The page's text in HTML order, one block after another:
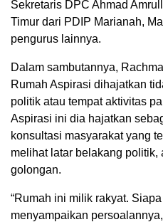
Sekretaris DPC Ahmad
Timur dari PDIP Marianah,
pengurus lainnya.
Dalam sambutannya,
Rumah Aspirasi dihajatkan
politik atau tempat aktivitas
Aspirasi ini dia hajatkan
konsultasi masyarakat yang
melihat latar belakang politik,
golongan.
“Rumah ini milik rakyat.
menyampaikan